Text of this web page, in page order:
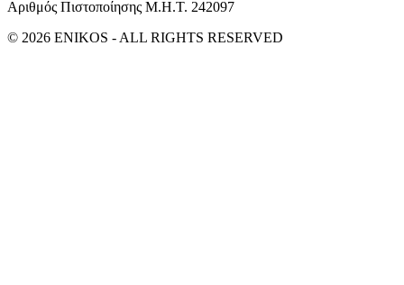
Αριθμός Πιστοποίησης Μ.Η.Τ. 242097
© 2026 ENIKOS - ALL RIGHTS RESERVED